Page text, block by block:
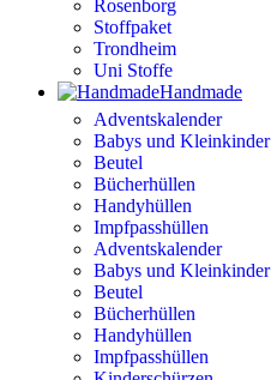
Rosenborg
Stoffpaket
Trondheim
Uni Stoffe
Handmade
Adventskalender
Babys und Kleinkinder
Beutel
Bücherhüllen
Handyhüllen
Impfpasshüllen
Adventskalender
Babys und Kleinkinder
Beutel
Bücherhüllen
Handyhüllen
Impfpasshüllen